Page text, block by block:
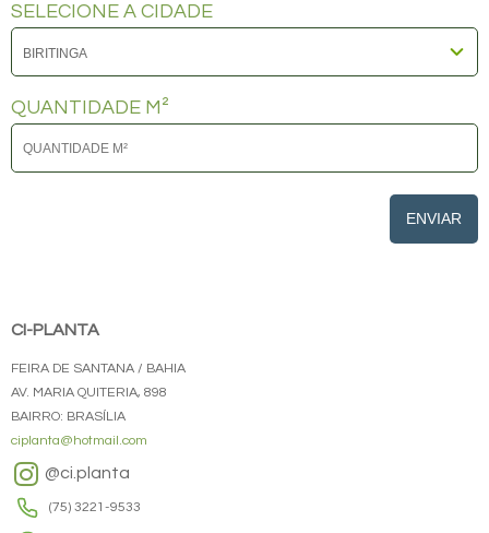
SELECIONE A CIDADE
QUANTIDADE M²
ENVIAR
CI-PLANTA
FEIRA DE SANTANA / BAHIA
AV. MARIA QUITERIA, 898
BAIRRO: BRASÍLIA
ciplanta@hotmail.com
@ci.planta
(75) 3221-9533